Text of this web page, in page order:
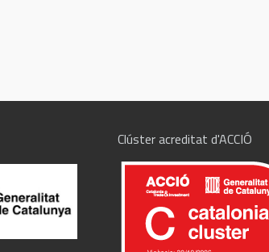
Clúster acreditat d'ACCIÓ